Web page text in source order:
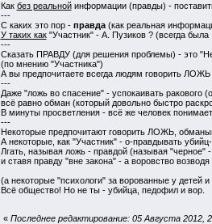
Как без реальнойинформации (правды) -
---
C каких это пор - правда(как реальная
У таких как"Участник" - А. Пузиков ? (всегда была
---
Сказать ПРАВДУ (для решения проблемы) - это
(по мнению "Участника")
А вы предпочитаете всегда людям говорить ЛОЖЬ
---
Даже "ложь во спасение" - успокаивать ракового
всё равно обман (который довольно быстро
В минуты просветления - всё же человек
---
Некоторые предпочитают говорить ЛОЖЬ,
А некоторые, как "Участник" - о-правдывать
Лгать, называя ложь - правдой (называя "черное"
и ставя правду "вне закона" - а воровство возводя
(а некоторые "психологи" за ворованные у детей
Всё общество! Но не ты - убийца, педофил и вор.
« Последнее редактирование: 05 Августа 2012,